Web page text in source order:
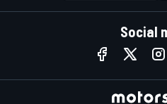
Social